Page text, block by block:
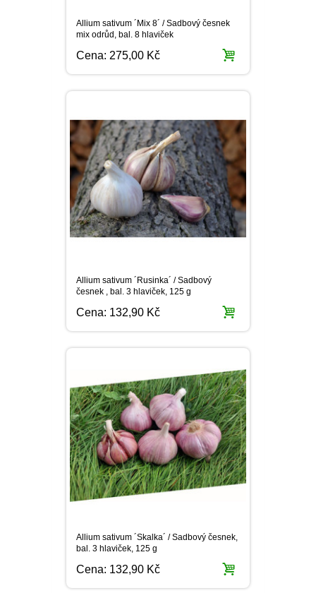
Allium sativum ´Mix 8´ / Sadbový česnek
mix odrůd, bal. 8 hlaviček
Cena: 275,00 Kč
Allium sativum ´Rusinka´ / Sadbový
česnek , bal. 3 hlaviček, 125 g
Cena: 132,90 Kč
Allium sativum ´Skalka´ / Sadbový česnek,
bal. 3 hlaviček, 125 g
Cena: 132,90 Kč